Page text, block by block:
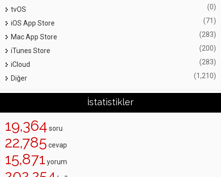
tvOS (0)
iOS App Store (71)
Mac App Store (283)
iTunes Store (200)
iCloud (283)
Diğer (1,210)
İstatistikler
19,364 soru
22,785 cevap
15,871 yorum